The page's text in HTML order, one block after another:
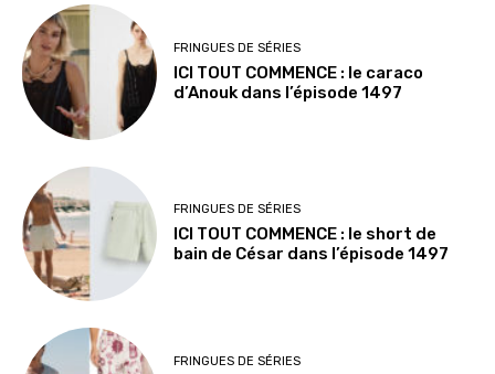
FRINGUES DE SÉRIES
ICI TOUT COMMENCE : le caraco
d’Anouk dans l’épisode 1497
FRINGUES DE SÉRIES
ICI TOUT COMMENCE : le short de
bain de César dans l’épisode 1497
FRINGUES DE SÉRIES